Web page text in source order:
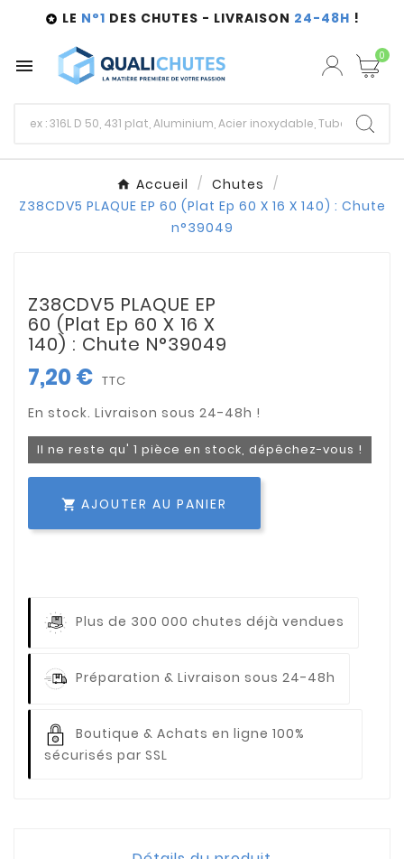
 LE N°1 DES CHUTES - LIVRAISON 24-48H !
 0
Accueil
Chutes
Z38CDV5 PLAQUE EP 60 (Plat Ep 60 X 16 X 140) : Chute
n°39049
Z38CDV5 PLAQUE EP
60 (Plat Ep 60 X 16 X
140) : Chute N°39049
7,20 € TTC
Il ne reste qu' 1 pièce en stock, dépêchez-vous !
 AJOUTER AU PANIER
Plus de 300 000 chutes déjà vendues
Préparation & Livraison sous 24-48h
Boutique & Achats en ligne 100%
sécurisés par SSL